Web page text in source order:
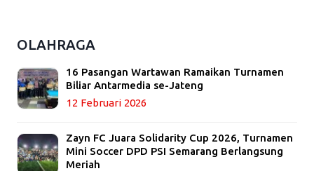
OLAHRAGA
16 Pasangan Wartawan Ramaikan Turnamen
Biliar Antarmedia se-Jateng
12 Februari 2026
Zayn FC Juara Solidarity Cup 2026, Turnamen
Mini Soccer DPD PSI Semarang Berlangsung
Meriah